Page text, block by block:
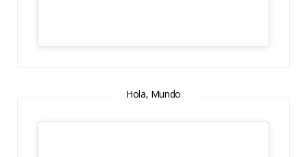
Hola, Mundo